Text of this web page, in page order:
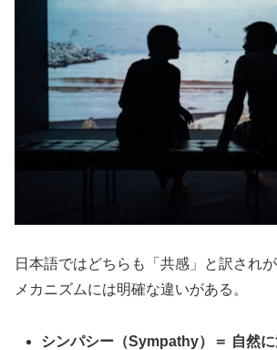
日本語ではどちらも「共感」と訳され
メカニズムには明確な違いがある。
シンパシー（Sympathy）＝ 自然